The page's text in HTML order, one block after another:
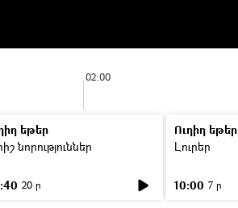
02:00
եթեր
նորություններ
20 ր
Ուղիղ եթեր
Լուրեր
10:00 7 ր